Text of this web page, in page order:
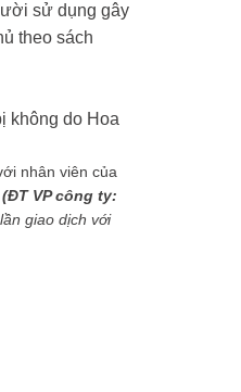
sử dụng gây
theo sách
không do Hoa
nhân viên của
(ĐT VP công ty:
giao dịch với